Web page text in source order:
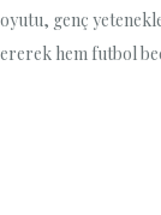
genç
hem futbol